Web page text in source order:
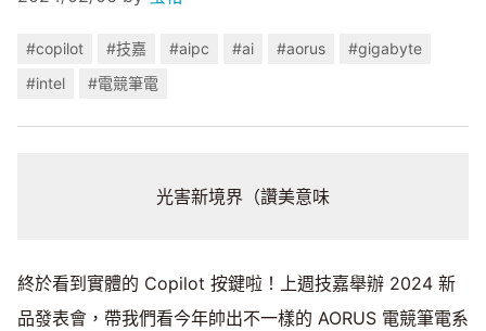
#copilot #技嘉 #aipc #ai #aorus
#gigabyte
#intel
#電競筆電
光害新境界（讚美意味
終於看到實體的 Copilot 按鍵啦！上週技嘉舉辦 2024 新
品發表會，帶我們看今年帥出不一樣的 AORUS 電競筆電系